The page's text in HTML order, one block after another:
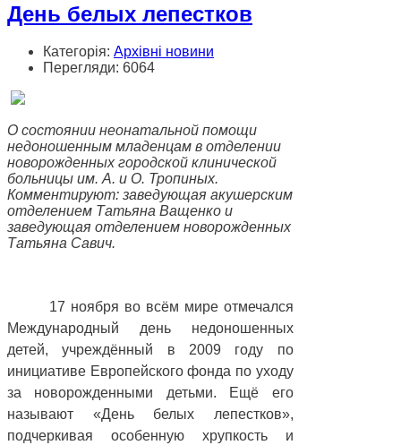
День белых лепестков
Категорія: Архівні новини
Перегляди: 6064
О состоянии неонатальной помощи
недоношенным младенцам в отделении
новорожденных городской клинической
больницы им. А. и О. Тропиных.
Комментируют: заведующая акушерским
отделением Татьяна Ващенко и
заведующая отделением новорожденных
Татьяна Савич.
17 ноября во всём мире отмечался
Международный день недоношенных
детей, учреждённый в 2009 году по
инициативе Европейского фонда по уходу
за новорожденными детьми. Ещё его
называют «День белых лепестков»,
подчеркивая особенную хрупкость и